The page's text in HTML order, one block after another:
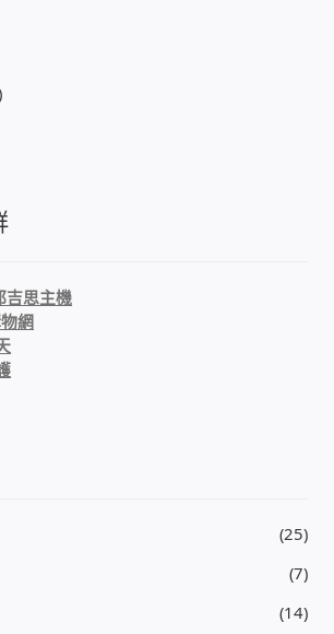
塊
屋安全
、雲端 電子式電錶
吉思主機
網
(25)
(7)
(14)